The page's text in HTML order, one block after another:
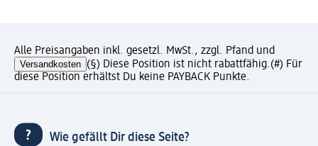
Alle Preisangaben inkl. gesetzl. MwSt., zzgl. Pfand und
Versandkosten (§) Diese Position ist nicht rabattfähig.(#) Für
diese Position erhältst Du keine PAYBACK Punkte.
Wie gefällt Dir diese Seite?